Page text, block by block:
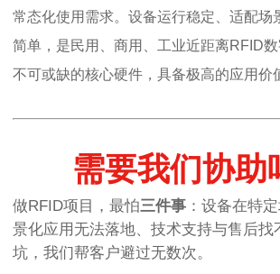
常态化使用需求。设备运行稳定、适配场
简单，是民用、商用、工业近距离RFID
不可或缺的核心硬件，具备极高的应用价
需要我们协助
做RFID项目，最怕三件事 ：设备在特
景化应用无法落地、技术支持与售后找
坑，我们帮客户避过无数次。